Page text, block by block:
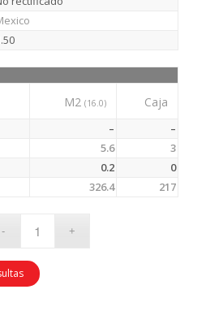
M2 (16.0) Caja
–
–
5.6
3
0.2
0
326.4 217